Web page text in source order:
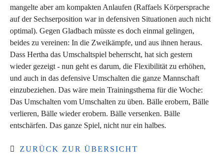
mangelte aber am kompakten Anlaufen (Raffaels Körpersprache
auf der Sechserposition war in defensiven Situationen auch nicht
optimal). Gegen Gladbach müsste es doch einmal gelingen,
beides zu vereinen: In die Zweikämpfe, und aus ihnen heraus.
Dass Hertha das Umschaltspiel beherrscht, hat sich gestern
wieder gezeigt - nun geht es darum, die Flexibilität zu erhöhen,
und auch in das defensive Umschalten die ganze Mannschaft
einzubeziehen. Das wäre mein Trainingsthema für die Woche:
Das Umschalten vom Umschalten zu üben. Bälle erobern, Bälle
verlieren, Bälle wieder erobern. Bälle versenken. Bälle
entschärfen. Das ganze Spiel, nicht nur ein halbes.
ZURÜCK ZUR ÜBERSICHT